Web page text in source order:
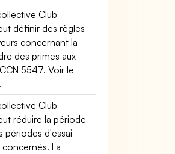
Club
définir des règles
concernant la
des primes aux
5547. Voir le
Club
réduire la période
périodes d'essai
La